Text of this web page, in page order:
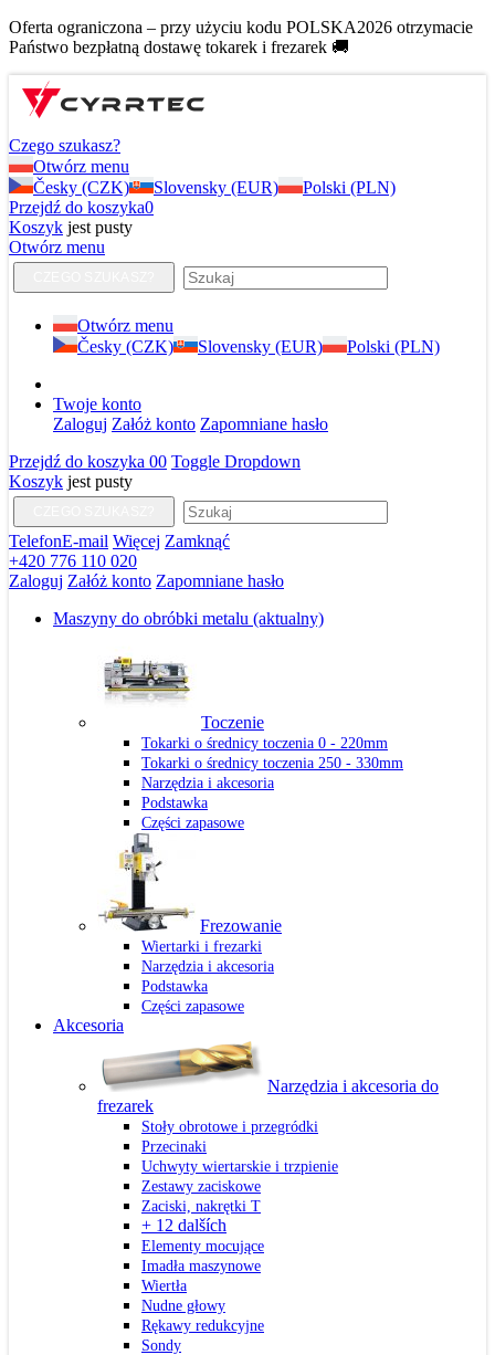
Oferta ograniczona – przy użyciu kodu POLSKA2026 otrzymacie
Państwo bezpłatną dostawę tokarek i frezarek 🚚
Czego szukasz?
Otwórz menu
Česky (CZK)
Slovensky (EUR)
Polski (PLN)
Przejdź do koszyka0
Koszyk jest pusty
Otwórz menu
Otwórz menu
Česky (CZK)
Slovensky (EUR) Polski (PLN)
Twoje konto
Zaloguj Załóż konto Zapomniane hasło
Przejdź do koszyka 00 Toggle Dropdown
Koszyk jest pusty
TelefonE-mail Więcej Zamknąć
+420 776 110 020
Zaloguj Załóż konto Zapomniane hasło
Maszyny do obróbki metalu (aktualny)
Toczenie
Tokarki o średnicy toczenia 0 - 220mm
Tokarki o średnicy toczenia 250 - 330mm
Narzędzia i akcesoria
Podstawka
Części zapasowe
Frezowanie
Wiertarki i frezarki
Narzędzia i akcesoria
Podstawka
Części zapasowe
Akcesoria
Narzędzia i akcesoria do
frezarek
Stoły obrotowe i przegródki
Przecinaki
Uchwyty wiertarskie i trzpienie
Zestawy zaciskowe
Zaciski, nakrętki T
+ 12 dalších
Elementy mocujące
Imadła maszynowe
Wiertła
Nudne głowy
Rękawy redukcyjne
Sondy